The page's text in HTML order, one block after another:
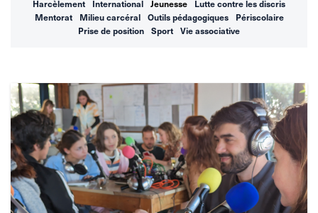
Harcèlement
International Jeunesse
Lutte contre les discris
Mentorat
Milieu carcéral Outils pédagogiques
Périscolaire
Prise de position
Sport Vie associative